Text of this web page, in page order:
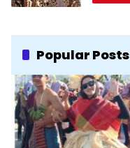
Popular Posts